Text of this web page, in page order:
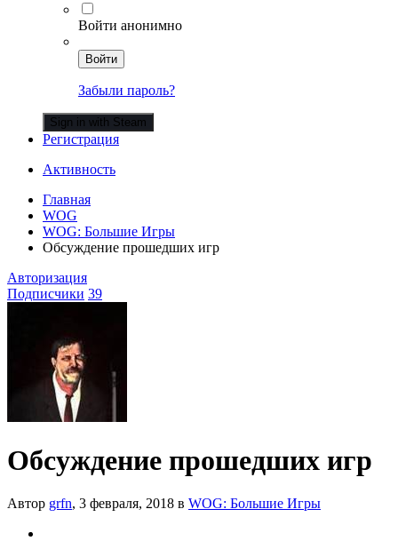
Войти анонимно
Войти
Забыли пароль?
Sign in with Steam
Регистрация
Активность
Главная
WOG
WOG: Большие Игры
Обсуждение прошедших игр
Авторизация
Подписчики 39
Обсуждение прошедших игр
Автор grfn, 3 февраля, 2018 в WOG: Большие Игры